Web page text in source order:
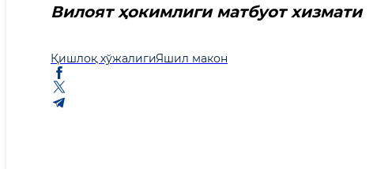
Вилоят ҳокимлиги матбуот хизмати
Қишлоқ хўжалигиЯшил макон